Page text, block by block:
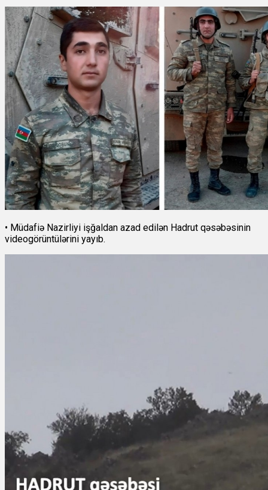
• Müdafiə Nazirliyi işğaldan azad edilən Hadrut qəsəbəsinin
videogörüntülərini yayıb.